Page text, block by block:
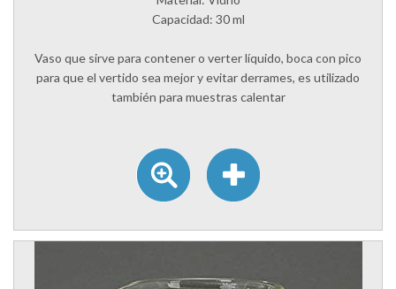
Capacidad: 30 ml
Vaso que sirve para contener o verter líquido, boca con pico
para que el vertido sea mejor y evitar derrames, es utilizado
también para muestras calentar